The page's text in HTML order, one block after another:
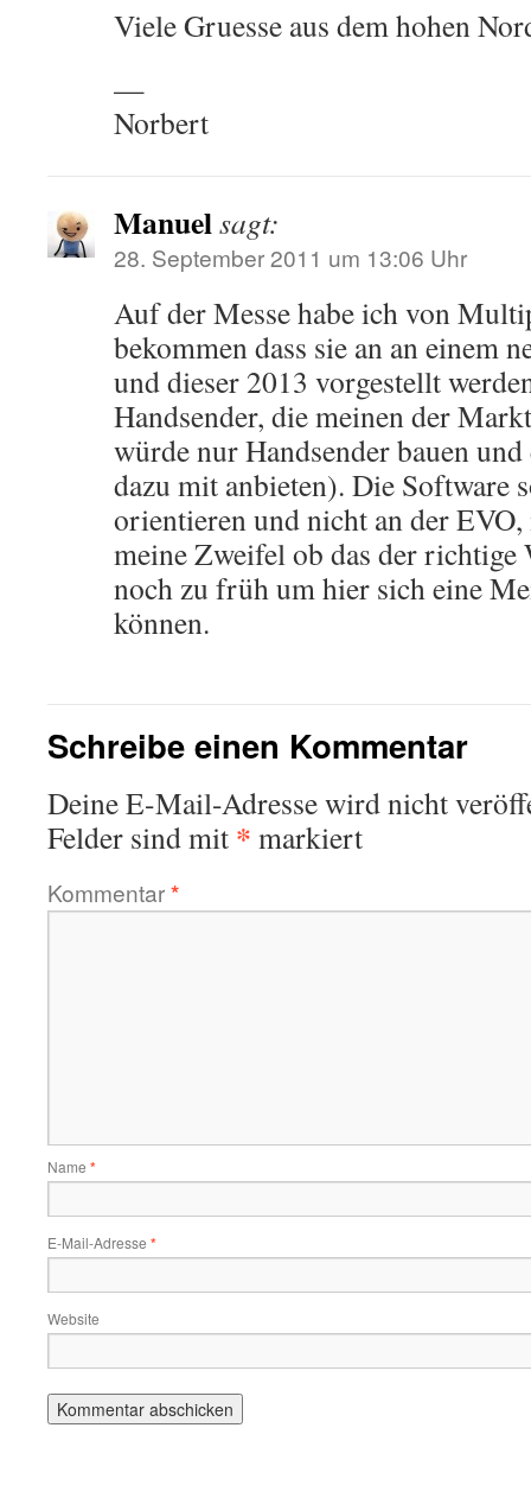
Viele Gruesse aus dem hohen
—
Norbert
Manuelsagt:
28. September 2011 um 13:06 Uhr
Auf der Messe habe ich von
bekommen dass sie an an einem
und dieser 2013 vorgestellt
Handsender, die meinen der
würde nur Handsender bauen und
dazu mit anbieten). Die Software
orientieren und nicht an der EVO,
meine Zweifel ob das der richtige
noch zu früh um hier sich eine
können.
Schreibe einen Kommentar
Deine E-Mail-Adresse wird nicht
Felder sind mit * markiert
Kommentar*
Name *
E-Mail-Adresse *
Website